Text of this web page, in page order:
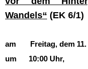
Wandels“ (EK 6/1)
am Freitag, dem 11.
um 10:00 Uhr,